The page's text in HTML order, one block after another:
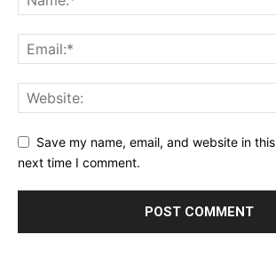
Save my name, email, and website in
next time I comment.